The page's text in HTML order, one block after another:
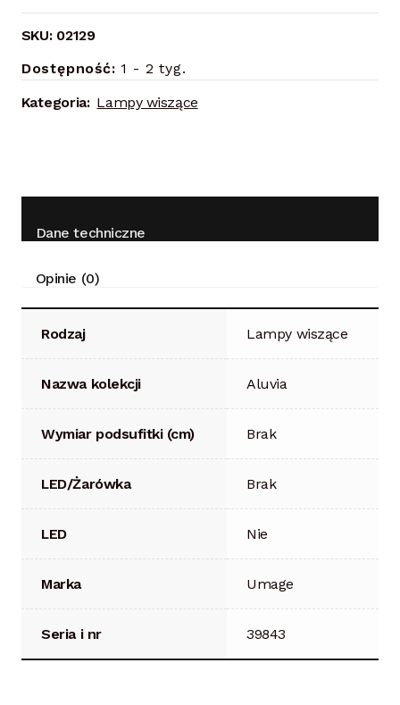
SKU: 02129
Dostępność: 1 - 2 tyg.
Kategoria: Lampy wiszące
Dane techniczne
Opinie (0)
Rodzaj Lampy wiszące
Nazwa kolekcji Aluvia
Wymiar podsufitki (cm) Brak
LED/Żarówka Brak
LED Nie
Marka Umage
Seria i nr 39843